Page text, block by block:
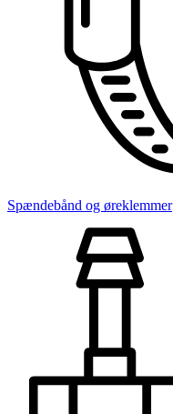
Spændebånd og øreklemmer